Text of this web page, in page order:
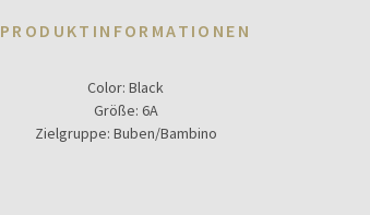
PRODUKTINFORMATIONEN
Color: Black
Größe: 6A
Zielgruppe: Buben/Bambino